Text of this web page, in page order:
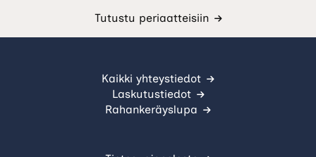
Tutustu periaatteisiin
Kaikki yhteystiedot
Laskutustiedot
Rahankeräyslupa